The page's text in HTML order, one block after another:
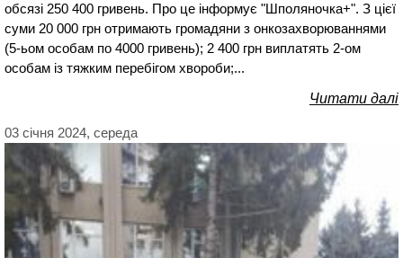
обсязі 250 400 гривень. Про це інформує "Шполяночка+". З цієї
суми 20 000 грн отримають громадяни з онкозахворюваннями
(5-ьом особам по 4000 гривень); 2 400 грн виплатять 2-ом
особам із тяжким перебігом хвороби;...
Читати далі
03 січня 2024, середа